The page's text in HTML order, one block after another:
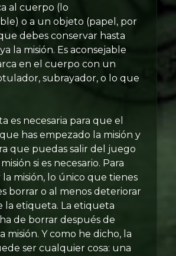
al cuerpo (lo
o a un objeto (papel, por
debes conservar hasta
la misión. Es aconsejable
en el cuerpo con un
subrayador, o lo que
es necesaria para que el
has empezado la misión y
que puedas salir del juego
si es necesario. Para
misión, lo único que tienes
borrar o al menos deteriorar
la etiqueta. La etiqueta
de borrar después de
misión. Y como he dicho, la
ser cualquier cosa: una